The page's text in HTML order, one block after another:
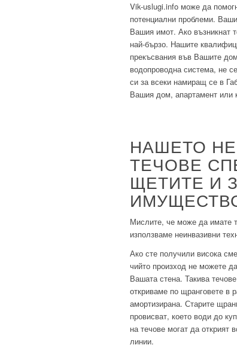
Vik-uslugi.info може да
потенциални проблеми.
Вашия имот. Ако възникнат
най-бързо. Нашите
прекъсвания във Вашите
водопроводна система, не
си за всеки намиращ се в
Вашия дом, апартамент или
НАШЕТО
ТЕЧОВЕ
ЩЕТИТЕ И
Мислите, че може да имате
използваме неинвазивни
Ако сте получили висока
чийто произход не можете
Вашата стена. Такива
откриваме по щранговете в
амортизирана. Старите
провисват, което води до
на течове могат да открият
линии.